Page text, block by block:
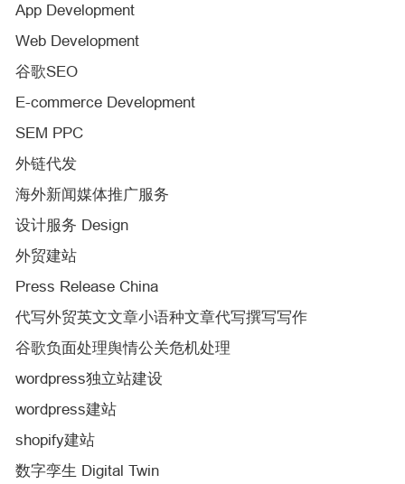
App Development
Web Development
谷歌SEO
E-commerce Development
SEM PPC
外链代发
海外新闻媒体推广服务
设计服务 Design
外贸建站
Press Release China
代写外贸英文文章小语种文章代写撰写写作
谷歌负面处理舆情公关危机处理
wordpress独立站建设
wordpress建站
shopify建站
数字孪生 Digital Twin